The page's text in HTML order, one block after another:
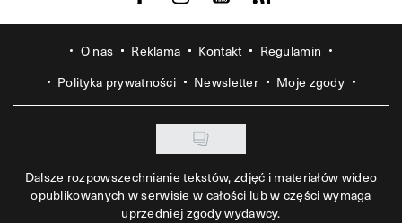
O nas Reklama Kontakt
Regulamin
Polityka prywatności
Newsletter Moje zgody
Dalsze rozpowszechnianie tekstów, zdjęć i materiałów wideo
opublikowanych w serwisie w całości lub w części wymaga
uprzedniej zgody wydawcy.